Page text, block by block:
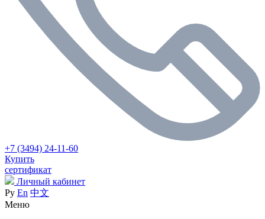
+7 (3494) 24-11-60
Купить
сертификат
Личный кабинет
Ру En 中文
Меню